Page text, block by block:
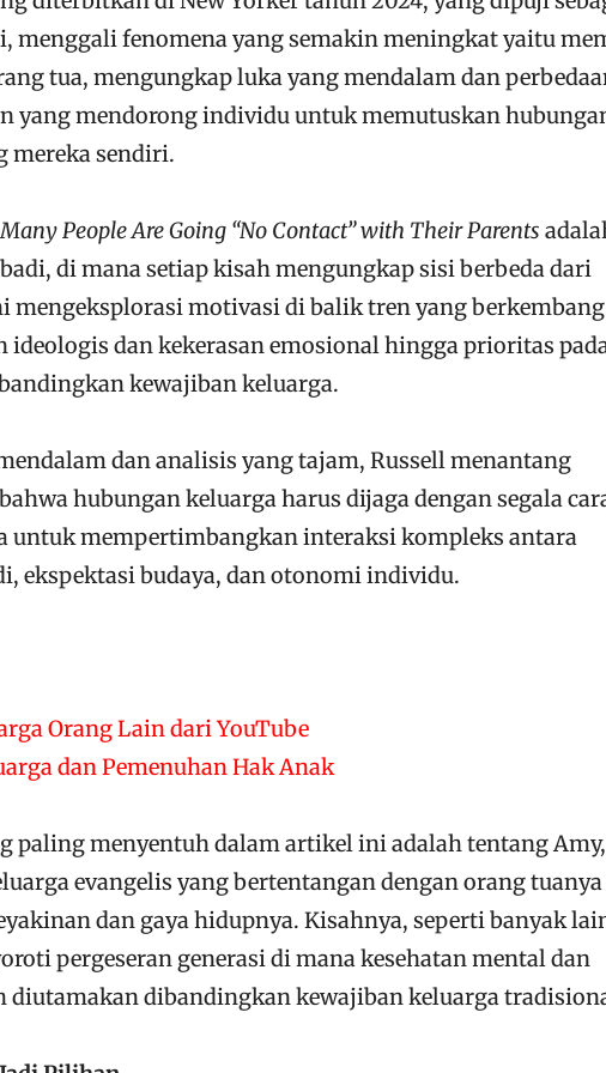
menggali fenomena yang semakin meningkat yaitu
tua, mengungkap luka yang mendalam dan
yang mendorong individu untuk memutuskan
mereka sendiri.
People Are Going “No Contact” with Their Parents
di mana setiap kisah mengungkap sisi berbeda dari
mengeksplorasi motivasi di balik tren yang
dan kekerasan emosional hingga prioritas
kewajiban keluarga.
dan analisis yang tajam, Russell menantang
hubungan keluarga harus dijaga dengan segala
untuk mempertimbangkan interaksi kompleks antara
ekspektasi budaya, dan otonomi individu.
Orang Lain dari YouTube
dan Pemenuhan Hak Anak
paling menyentuh dalam artikel ini adalah tentang Amy,
evangelis yang bertentangan dengan orang tuanya
dan gaya hidupnya. Kisahnya, seperti banyak
pergeseran generasi di mana kesehatan mental dan
diutamakan dibandingkan kewajiban keluarga